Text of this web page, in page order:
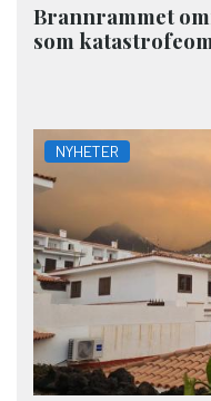
Brannrammet
som
NYHETER